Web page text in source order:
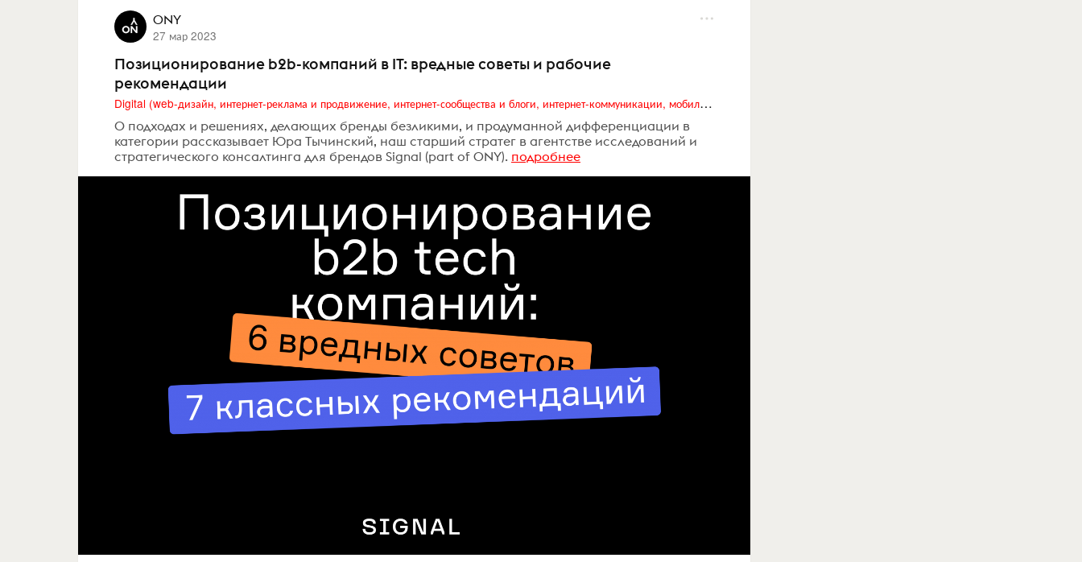
ONY
27 мар 2023
Позиционирование b2b-компаний в IT: вредные советы и рабочие
рекомендации
Digital (web-дизайн, интернет-реклама и продвижение, интернет-сообщества и блоги, интернет-коммуникации, мобильный маркетинг, реклама на цифровых экранах)
О подходах и решениях, делающих бренды безликими, и продуманной дифференциации в
категории рассказывает Юра Тычинский, наш старший стратег в агентстве исследований и
стратегического консалтинга для брендов Signal (part of ONY). подробнее